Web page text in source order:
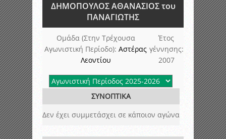
ΔΗΜΟΠΟΥΛΟΣ ΑΘΑΝΑΣΙΟΣ του
ΠΑΝΑΓΙΩΤΗΣ
Ομάδα (Στην Τρέχουσα
Αγωνιστική Περίοδο): Αστέρας
Λεοντίου
Έτος
γέννησης:
2007
ΣΥΝΟΠΤΙΚΑ
Δεν έχει συμμετάσχει σε κάποιον αγώνα